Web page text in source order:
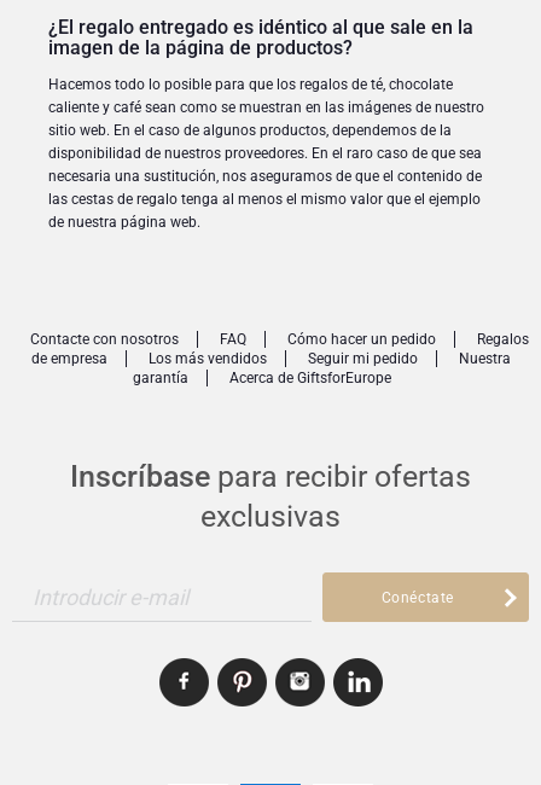
¿El regalo entregado es idéntico al que sale en la
imagen de la página de productos?
Hacemos todo lo posible para que los regalos de té, chocolate
caliente y café sean como se muestran en las imágenes de nuestro
sitio web. En el caso de algunos productos, dependemos de la
disponibilidad de nuestros proveedores. En el raro caso de que sea
necesaria una sustitución, nos aseguramos de que el contenido de
las cestas de regalo tenga al menos el mismo valor que el ejemplo
de nuestra página web.
Inscríbase para recibir ofertas
exclusivas
Introducir e-mail Conéctate
Contacte con nosotros FAQ Cómo hacer un pedido
Regalos
de empresa
Los más vendidos Seguir mi pedido
Nuestra
garantía
Acerca de GiftsforEurope